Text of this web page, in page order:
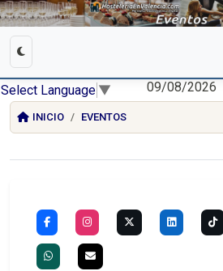
Select Language ▼ 09/08/2026
INICIO EVENTOS